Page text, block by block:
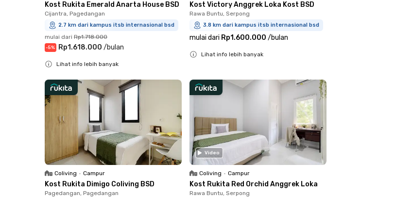
Kost Rukita Emerald Anarta House BSD
Cijantra, Pagedangan
2.7 km dari kampus itsb internasional bsd
mulai dari Rp1.718.000
-5% Rp1.618.000 /bulan
Lihat info lebih banyak
Kost Victory Anggrek Loka Kost BSD
Rawa Buntu, Serpong
3.8 km dari kampus itsb internasional bsd
mulai dari Rp1.600.000 /bulan
Lihat info lebih banyak
Coliving • Campur
Kost Rukita Dimigo Coliving BSD
Pagedangan, Pagedangan
Video
Coliving • Campur
Kost Rukita Red Orchid Anggrek Loka
Rawa Buntu, Serpong